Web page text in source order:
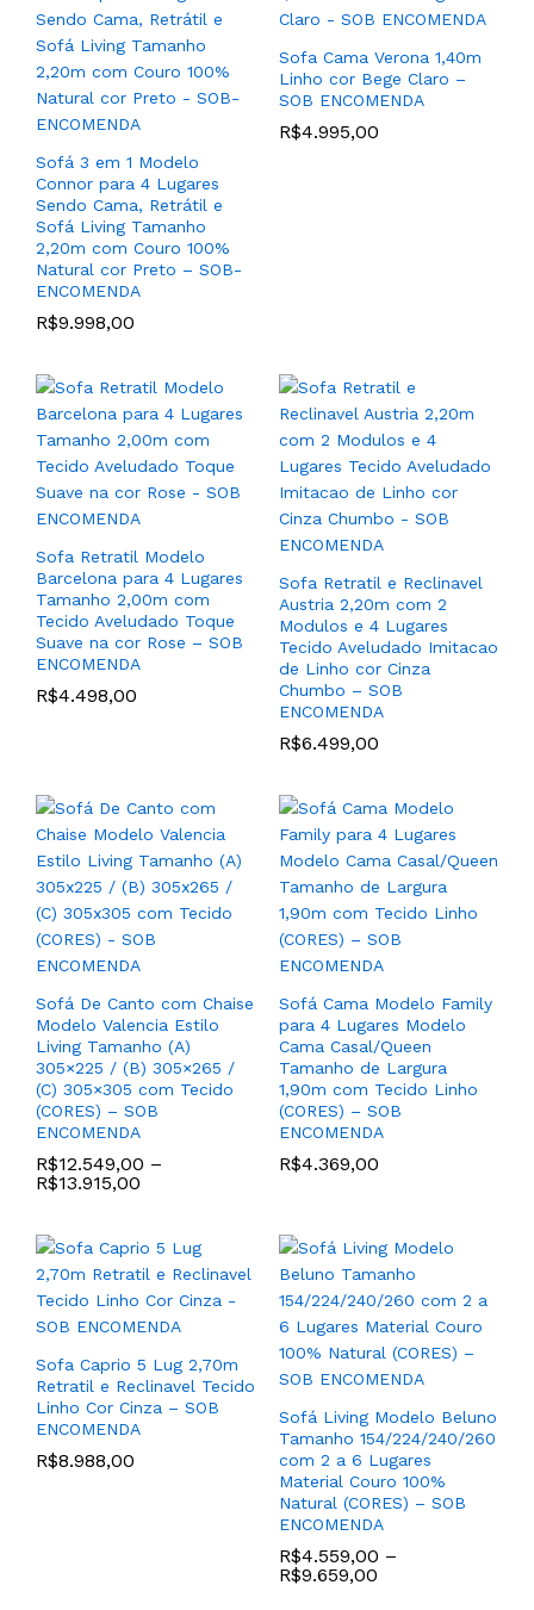
Sofá 3 em 1 Modelo
Connor para 4 Lugares
Sendo Cama, Retrátil e
Sofá Living Tamanho
2,20m com Couro 100%
Natural cor Preto – SOB-
ENCOMENDA
R$9.998,00
Sofa Cama Verona 1,40m
Linho cor Bege Claro –
SOB ENCOMENDA
R$4.995,00
Sofa Retratil Modelo
Barcelona para 4 Lugares
Tamanho 2,00m com
Tecido Aveludado Toque
Suave na cor Rose – SOB
ENCOMENDA
R$4.498,00
Sofa Retratil e Reclinavel
Austria 2,20m com 2
Modulos e 4 Lugares
Tecido Aveludado Imitacao
de Linho cor Cinza
Chumbo – SOB
ENCOMENDA
R$6.499,00
Sofá De Canto com Chaise
Modelo Valencia Estilo
Living Tamanho (A)
305×225 / (B) 305×265 /
(C) 305×305 com Tecido
(CORES) – SOB
ENCOMENDA
R$12.549,00 –
R$13.915,00
Sofá Cama Modelo Family
para 4 Lugares Modelo
Cama Casal/Queen
Tamanho de Largura
1,90m com Tecido Linho
(CORES) – SOB
ENCOMENDA
R$4.369,00
Sofa Caprio 5 Lug 2,70m
Retratil e Reclinavel Tecido
Linho Cor Cinza – SOB
ENCOMENDA
R$8.988,00
Sofá Living Modelo Beluno
Tamanho 154/224/240/260
com 2 a 6 Lugares
Material Couro 100%
Natural (CORES) – SOB
ENCOMENDA
R$4.559,00 –
R$9.659,00
Modelo Cindy em Couro
100% Natural (CORES) –
SOB ENCOMENDA
R$7.195,00 – R$7.789,00
cor Dourado com Tecido
ENCOMENDA
R$4.179,00
Poltrona com Base
Giratória Modelo Nice para
Sala Living ou TV Couro
SOB ENCOMENDA
R$5.799,00 –
R$
5.998,00
Torneada de Madeira
Tauari cor Madeira Natural
Castanho com Tecido
ENCOMENDA
R$6.229,00
Couro 100% Natural
(CORES)- SOB
R$4.599,00 –
R$4.875,00
Poltrona Elétrica
Reclinável Estilo Poltrona
Do Papai com
Acionamento
Automatizada Modelo
Florença Power Touch em
Couro 100% Natural
(CORES) – SOB
R$6.299,00 –
R$6.689,00
Poltrona Encosto Medio
Torneada de Madeira
Tauari cor Madeira Natural
com Detalhes em Cordas
com Tecido Linho cor
Bege Claro – SOB
Jogo de (2) Poltronas
Modelo Eva com Base de
Madeira Tauari cor Madeira
Natural Castanho e Tecido
Linho Trama cor Cinza
Gianduia – SOB
ENCOMENDA
R$5.889,00